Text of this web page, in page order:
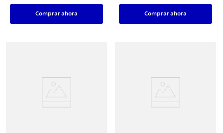
Comprar ahora Comprar ahora